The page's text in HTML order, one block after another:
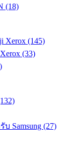
(18)
Xerox (145)
(33)
Samsung (27)